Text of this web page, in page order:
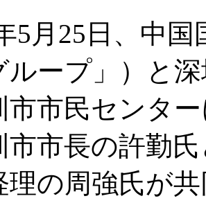
5月25日、中
ループ」）と
市市民センタ
市市長の許勤
理の周強氏が